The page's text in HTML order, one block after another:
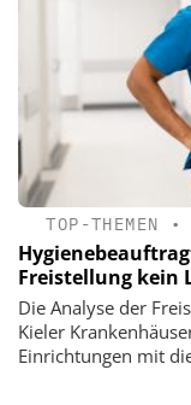
TOP-THEMEN •
Freistellung kein
Die Analyse der
Kieler
Einrichtungen mit